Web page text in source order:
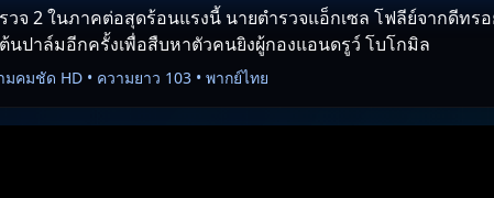
วจ 2 ในภาคต่อสุดร้อนแรงนี้ นายตำรวจแอ็กเซล โฟลีย์จากดีทร
นปาล์มอีกครั้งเพื่อสืบหาตัวคนยิงผู้กองแอนดรูว์ โบโกมิล
มคมชัด HD • ความยาว 103 • พากย์ไทย